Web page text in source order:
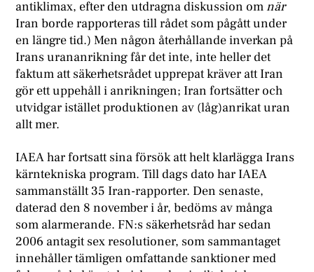
antiklimax, efter den utdragna diskussion omnär
Iran borde rapporteras till rådet som pågått under
en längre tid.) Men någon återhållande inverkan på
Irans urananrikning får det inte, inte heller det
faktum att säkerhetsrådet upprepat kräver att Iran
gör ett uppehåll i anrikningen; Iran fortsätter och
utvidgar istället produktionen av (låg)anrikat uran
allt mer.
IAEA har fortsatt sina försök att helt klarlägga Irans
kärntekniska program. Till dags dato har IAEA
sammanställt 35 Iran-rapporter. Den senaste,
daterad den 8 november i år, bedöms av många
som alarmerande. FN:s säkerhetsråd har sedan
2006 antagit sex resolutioner, som sammantaget
innehåller tämligen omfattande sanktioner med